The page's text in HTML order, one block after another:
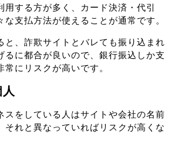
用する方が多く、カード決済・代引
な支払方法が使えることが通常です。
と、詐欺サイトとバレても振り込まれ
るに都合が良いので、銀行振込しか支
にリスクが高いです。
スをしている人はサイトや会社の名前
それと異なっていればリスクが高くな